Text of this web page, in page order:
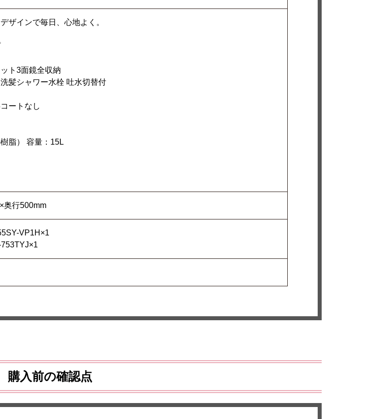
ザインで毎日、心地よく。
ト3面鏡全収納
髪シャワー水栓 吐水切替付
ートなし
脂） 容量：15L
奥行500mm
VP1H×1
購入前の確認点